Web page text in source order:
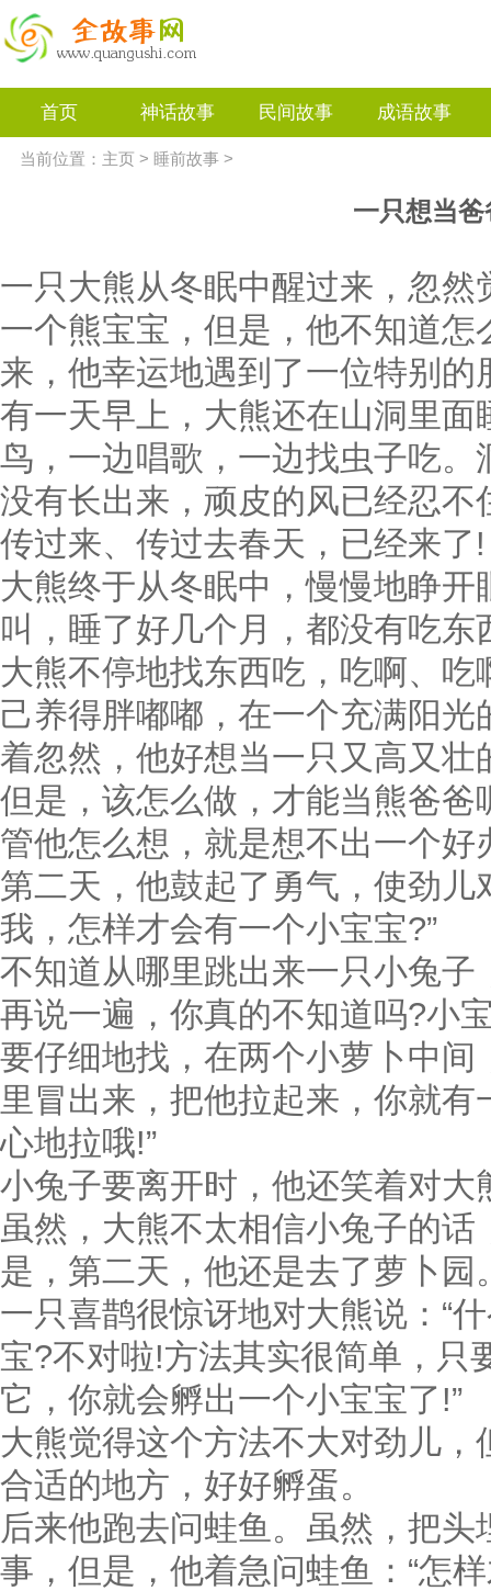
首页 神话故事 民间故事 成语故事
当前位置： 主页 > 睡前故事 >
一只想当
一只大熊从冬眠中醒过来，忽
一个熊宝宝，但是，他不知道
来，他幸运地遇到了一位特别的
有一天早上，大熊还在山洞里
鸟，一边唱歌，一边找虫子吃
没有长出来，顽皮的风已经忍
传过来、传过去春天，已经来了!
大熊终于从冬眠中，慢慢地睁
叫，睡了好几个月，都没有吃东
大熊不停地找东西吃，吃啊、
己养得胖嘟嘟，在一个充满阳
着忽然，他好想当一只又高又壮
但是，该怎么做，才能当熊爸
管他怎么想，就是想不出一个好
第二天，他鼓起了勇气，使劲儿
我，怎样才会有一个小宝宝?”
不知道从哪里跳出来一只小兔子
再说一遍，你真的不知道吗?小
要仔细地找，在两个小萝卜中
里冒出来，把他拉起来，你就
心地拉哦!”
小兔子要离开时，他还笑着对大
虽然，大熊不太相信小兔子的
是，第二天，他还是去了萝卜园
一只喜鹊很惊讶地对大熊说：“
宝?不对啦!方法其实很简单，只
它，你就会孵出一个小宝宝了!”
大熊觉得这个方法不大对劲儿
合适的地方，好好孵蛋。
后来他跑去问蛙鱼。虽然，把
事，但是，他着急问蛙鱼：“怎